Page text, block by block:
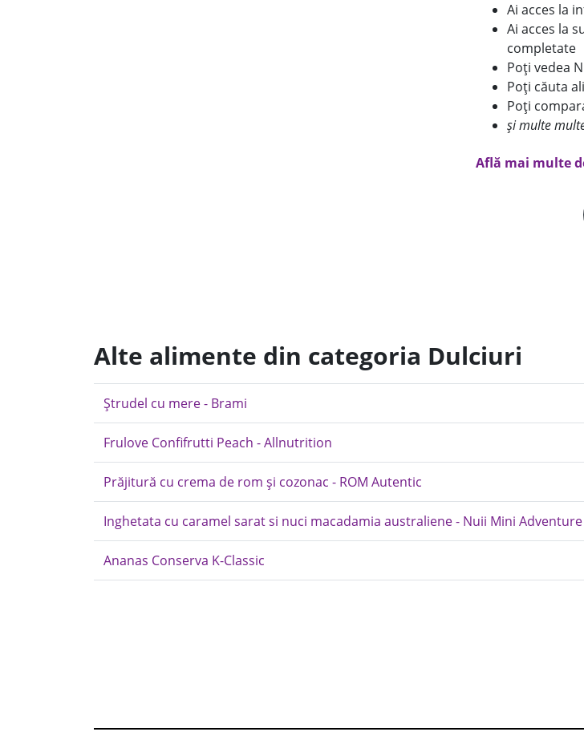
Ai acces la
Ai acces la
completate
Poți vedea
Poți căuta
Poți
și multe
Află mai multe
Alte alimente din categoria Dulciuri
Ștrudel cu mere - Brami
Frulove Confifrutti Peach - Allnutrition
Prăjitură cu crema de rom și cozonac - ROM Autentic
Inghetata cu caramel sarat si nuci macadamia australiene - Nuii Mini Adventure
Ananas Conserva K-Classic